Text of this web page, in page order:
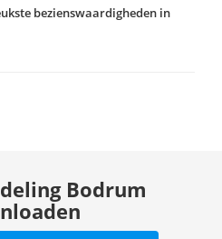
bezienswaardigheden in
Bodrum